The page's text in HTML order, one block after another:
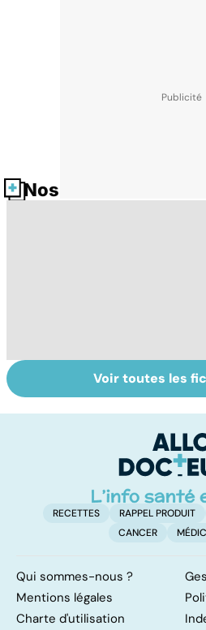
Nos fiches santé
Tout savoir sur
les infections
Voir toutes les
RECETTES RAPPEL PRODUIT
CANCER
Qui sommes-nous ?
Mentions légales
Charte d'utilisation